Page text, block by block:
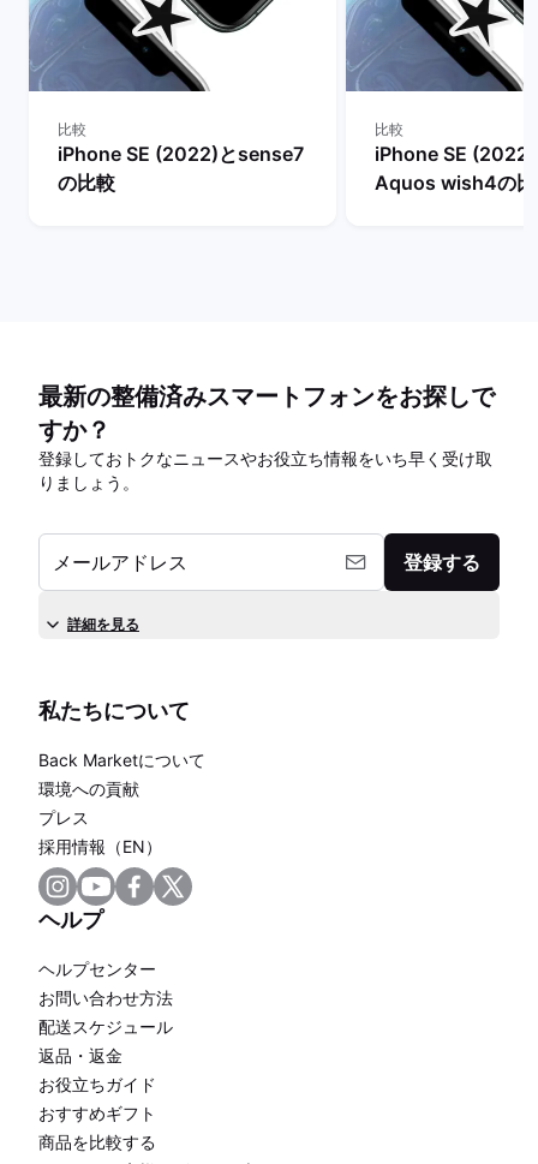
比較
iPhone SE (2022)とsense7
の比較
比較
iPhone SE
Aquos wish4の
最新の整備済みスマートフォンをお探しで
すか？
登録しておトクなニュースやお役立ち情報をいち早く受け取
りましょう。
メールアドレス 登録する
詳細を見る
私たちについて
Back Marketについて
環境への貢献
プレス
採用情報（EN）
ヘルプ
ヘルプセンター
お問い合わせ方法
配送スケジュール
返品・返金
お役立ちガイド
おすすめギフト
商品を比較する